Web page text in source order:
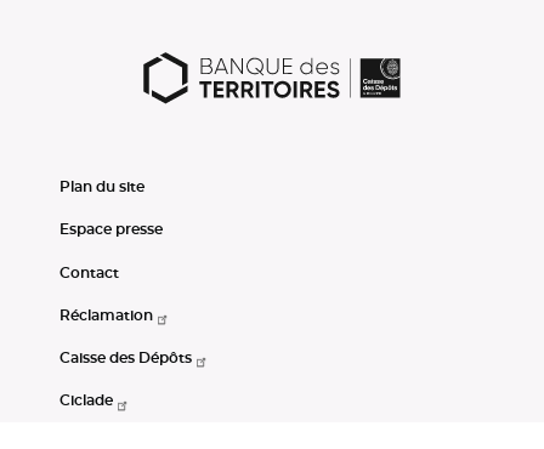
Plan du site
Espace presse
Contact
Réclamation
Caisse des Dépôts
Ciclade